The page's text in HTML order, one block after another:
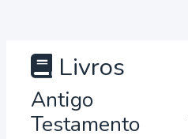
Livros
Antigo
Testamento